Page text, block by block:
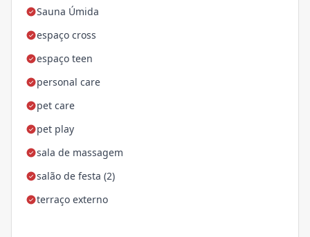
Sauna Úmida
espaço cross
espaço teen
personal care
pet care
pet play
sala de massagem
salão de festa (2)
terraço externo